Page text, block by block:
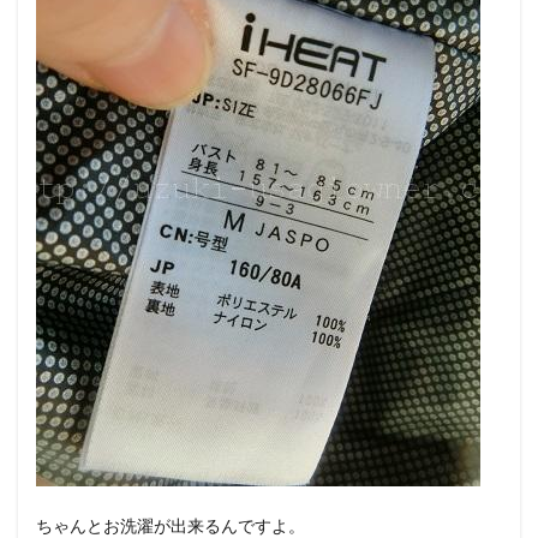
ちゃんとお洗濯が出来るんですよ。